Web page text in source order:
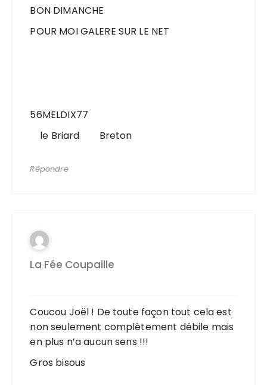
BON DIMANCHE
POUR MOI GALERE SUR LE NET
56MELDIX77
le Briard Breton
Répondre
La Fée Coupaille
Coucou Joël ! De toute façon tout cela est
non seulement complètement débile mais
en plus n’a aucun sens !!!
Gros bisous